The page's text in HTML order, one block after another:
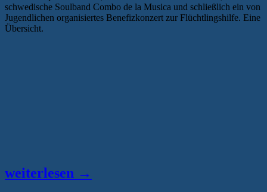
schwedische Soulband Combo de la Musica und schließlich ein von
Jugendlichen organisiertes Benefizkonzert zur Flüchtlingshilfe. Eine
Übersicht.
„Kurze
weiterlesen →